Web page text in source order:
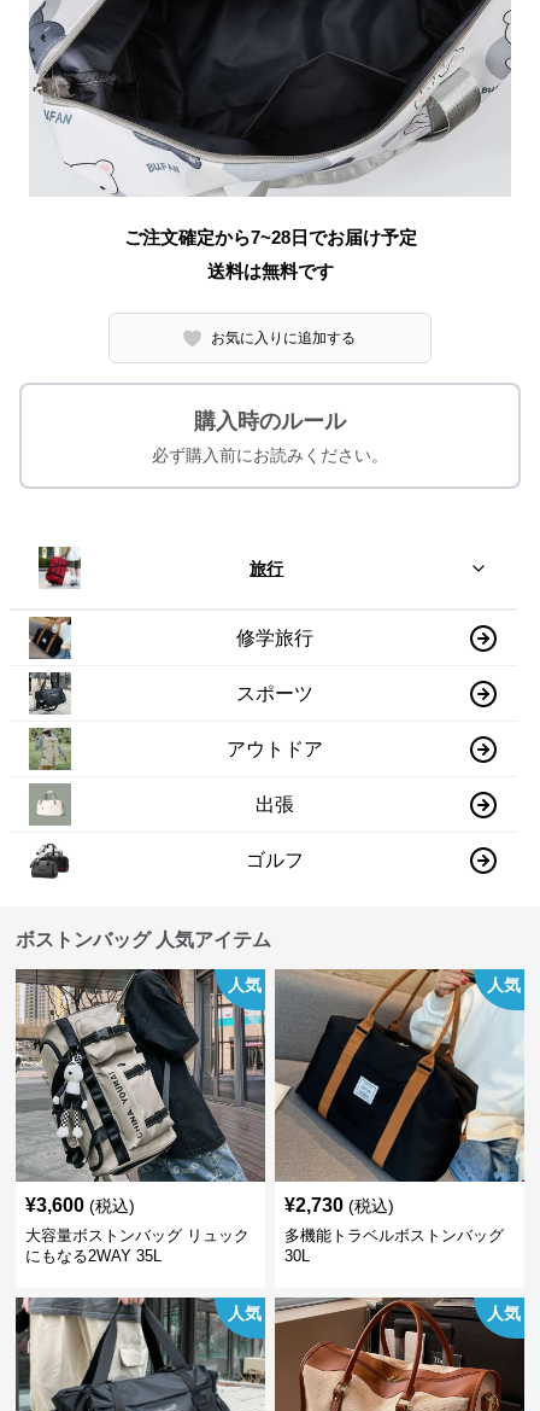
ご注文確定から7~28日でお届け予定
送料は無料です
お気に入りに追加する
購入時のルール
必ず購入前にお読みください。
旅行
修学旅行
スポーツ
アウトドア
出張
ゴルフ
ボストンバッグ 人気アイテム
人気
¥3,600 (税込)
大容量ボストンバッグ リュック
にもなる2WAY 35L
人気
¥2,730 (税込)
多機能トラベルボストンバッグ
30L
人気 人気